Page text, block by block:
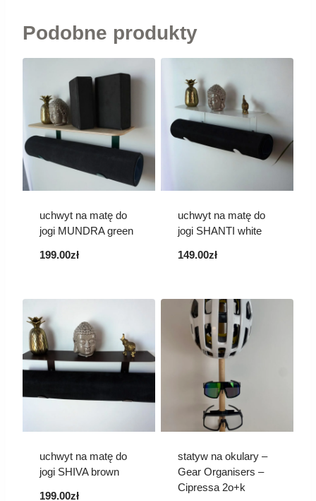
Podobne produkty
uchwyt na matę do
jogi MUNDRA green
199.00zł
uchwyt na matę do
jogi SHANTI white
149.00zł
uchwyt na matę do
jogi SHIVA brown
199.00zł
statyw na okulary –
Gear Organisers –
Cipressa 2o+k